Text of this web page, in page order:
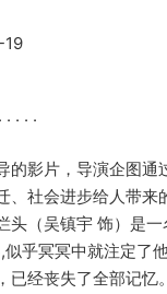
19
· · ·
的影片，导演企图通
、社会进步给人带来
头（吴镇宇 饰）是一
乎冥冥中就注定了
已经丧失了全部记忆